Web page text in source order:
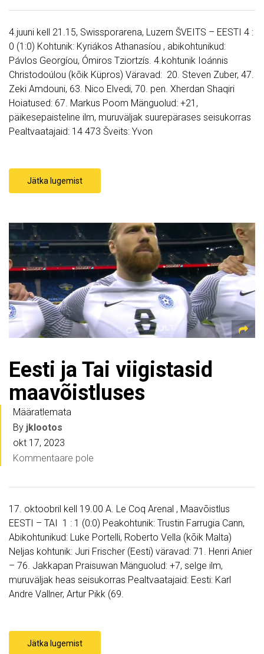
4.juuni kell 21.15, Swissporarena, Luzern ŠVEITS – EESTI 4 :
0 (1:0) Kohtunik: Kyriákos Athanasíou , abikohtunikud:
Pávlos Georgíou, Ómiros Tziortzís. 4.kohtunik Ioánnis
Christodoúlou (kõik Küpros) Väravad: 20. Steven Zuber, 47.
Zeki Amdouni, 63. Nico Elvedi, 70. pen. Xherdan Shaqiri
Hoiatused: 67. Markus Poom Mänguolud: +21,
päikesepaisteline ilm, muruväljak suurepärases seisukorras
Pealtvaatajaid: 14 473 Šveits: Yvon
Jätka lugemist
Eesti ja Tai viigistasid
maavõistluses
Määratlemata
By jklootos
okt 17, 2023
Kommentaare pole
17. oktoobril kell 19.00 A. Le Coq Arenal , Maavõistlus
EESTI – TAI 1 : 1 (0:0) Peakohtunik: Trustin Farrugia Cann,
Abikohtunikud: Luke Portelli, Roberto Vella (kõik Malta)
Neljas kohtunik: Juri Frischer (Eesti) väravad: 71. Henri Anier
– 76. Jakkapan Praisuwan Mänguolud: +7, selge ilm,
muruväljak heas seisukorras Pealtvaatajaid: Eesti: Karl
Andre Vallner, Artur Pikk (69.
Jätka lugemist